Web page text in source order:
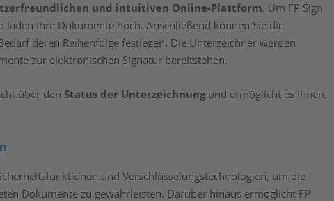
und intuitiven Online-Plattform. Um FP Sign
Ihre Dokumente hoch. Anschließend können Sie die
deren Reihenfolge festlegen. Die Unterzeichner werden
zur elektronischen Signatur bereitstehen.
über den Status der Unterzeichnung und ermöglicht es Ihnen,
und Verschlüsselungstechnologien, um die
Dokumente zu gewährleisten. Darüber hinaus ermöglicht FP